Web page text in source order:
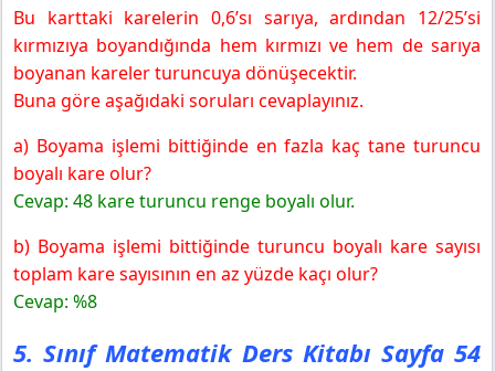
Bu karttaki karelerin 0,6’sı sarıya, ardından 12/25’si
kırmızıya boyandığında hem kırmızı ve hem de sarıya
boyanan kareler turuncuya dönüşecektir.
Buna göre aşağıdaki soruları cevaplayınız.
a) Boyama işlemi bittiğinde en fazla kaç tane turuncu
boyalı kare olur?
Cevap: 48 kare turuncu renge boyalı olur.
b) Boyama işlemi bittiğinde turuncu boyalı kare sayısı
toplam kare sayısının en az yüzde kaçı olur?
Cevap: %8
5. Sınıf Matematik Ders Kitabı Sayfa 54